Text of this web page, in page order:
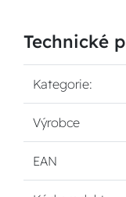
Technické
Kategorie:
Výrobce
EAN